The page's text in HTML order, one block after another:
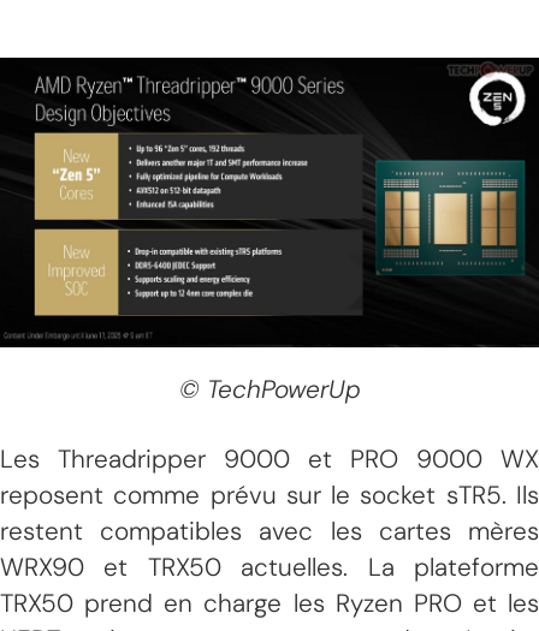
© TechPowerUp
Les Threadripper 9000 et PRO 9000 WX
reposent comme prévu sur le socket sTR5. Ils
restent compatibles avec les cartes mères
WRX90 et TRX50 actuelles. La plateforme
TRX50 prend en charge les Ryzen PRO et les